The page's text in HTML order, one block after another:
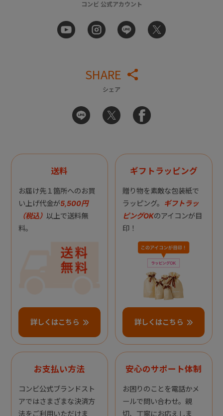
コンビ 公式アカウント
SHARE
シェア
送料
お届け先１箇所へのお買
い上げ代金が5,500円
（税込） 以上で送料無
料。
詳しくはこちら
ギフトラッピング
贈り物を素敵な包装紙で
ラッピング。 ギフトラッ
ピングOKのアイコンが目
印！
詳しくはこちら
お支払い方法
コンビ公式ブランドスト
アではさまざまな決済方
法をご利用いただけま
安心のサポート体制
お困りのことを電話かメ
ールで問い合わせ。親
切、丁寧にお応えしま